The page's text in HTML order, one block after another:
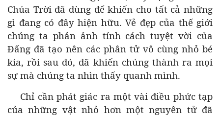
Chúa Trời đã dùng để khiến cho tất cả những
gì đang có đây hiện hữu. Vẻ đẹp của thế giới
chúng ta phản ảnh tính cách tuyệt vời của
Đấng đã tạo nên các phân tử vô cùng nhỏ bé
kia, rồi sau đó, đã khiến chúng thành ra mọi
sự mà chúng ta nhìn thấy quanh mình.
Chỉ cần phát giác ra một vài điều phức tạp
của những vật nhỏ hơn một nguyên tử đã